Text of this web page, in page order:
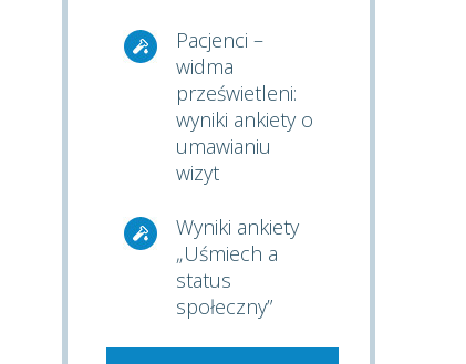
Pacjenci –
widma
prześwietleni:
wyniki ankiety o
umawianiu
wizyt
Wyniki ankiety
„Uśmiech a
status
społeczny”